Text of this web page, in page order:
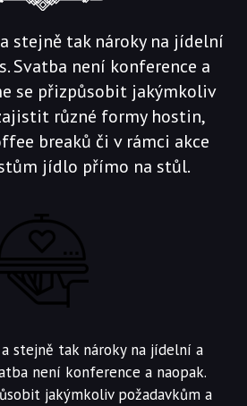
stejně tak nároky na jídelní
Svatba není konference a
se přizpůsobit jakýmkoliv
různé formy hostin,
breaků či v rámci akce
jídlo přímo na stůl.
stejně tak nároky na jídelní a
není konference a naopak.
jakýmkoliv požadavkům a